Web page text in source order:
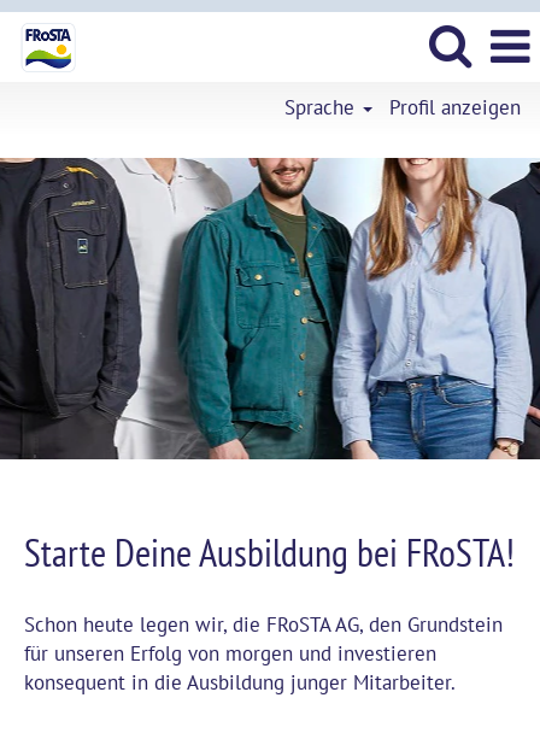
Sprache Profil anzeigen
Starte Deine Ausbildung bei FRoSTA!
Schon heute legen wir, die FRoSTA AG, den Grundstein
für unseren Erfolg von morgen und investieren
konsequent in die Ausbildung junger Mitarbeiter.